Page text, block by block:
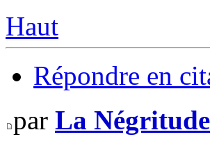
Haut
Répondre en
par La Négritude